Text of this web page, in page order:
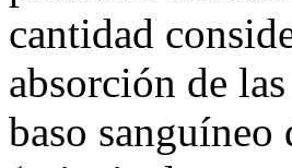
cantidad
absorción de
baso